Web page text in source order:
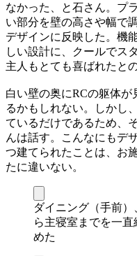
なかった、と石さん。プ
い部分を壁の高さや幅で
デザインに反映した。機
しい設計に、クールでス
主人もとても喜ばれたとの
白い壁の奥にRCの躯体
るかもしれない。しかし
ているだけであるため、
んは話す。こんなにもデ
つ建てられたことは、お
たに違いない。
ダイニング（手前
ら主寝室までを一
めた